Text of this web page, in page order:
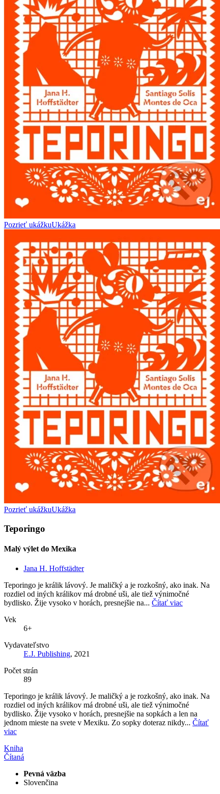
Pozrieť ukážkuUkážka
Pozrieť ukážkuUkážka
Teporingo
Malý výlet do Mexika
Jana H. Hoffstädter
Teporingo je králik lávový. Je maličký a je rozkošný, ako inak. Na
rozdiel od iných králikov má drobné uši, ale tiež výnimočné
bydlisko. Žije vysoko v horách, presnejšie na... Čítať viac
Vek
6+
Vydavateľstvo
E.J. Publishing, 2021
Počet strán
89
Teporingo je králik lávový. Je maličký a je rozkošný, ako inak. Na
rozdiel od iných králikov má drobné uši, ale tiež výnimočné
bydlisko. Žije vysoko v horách, presnejšie na sopkách a len na
jednom mieste na svete v Mexiku. Zo sopky doteraz nikdy... Čítať
viac
Kniha
Čítaná
Pevná väzba
Slovenčina